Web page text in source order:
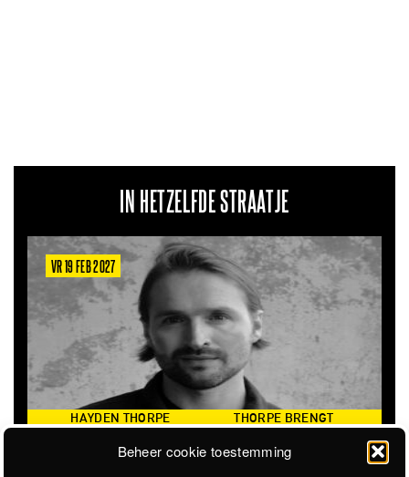
Beheer cookie toestemming
IN HETZELFDE STRAATJE
VR 19 FEB 2027
HAYDEN THORPE
OF WILD BEASTS (UK)
THORPE BRENGT
BEASTS WEER TEN GEHORE